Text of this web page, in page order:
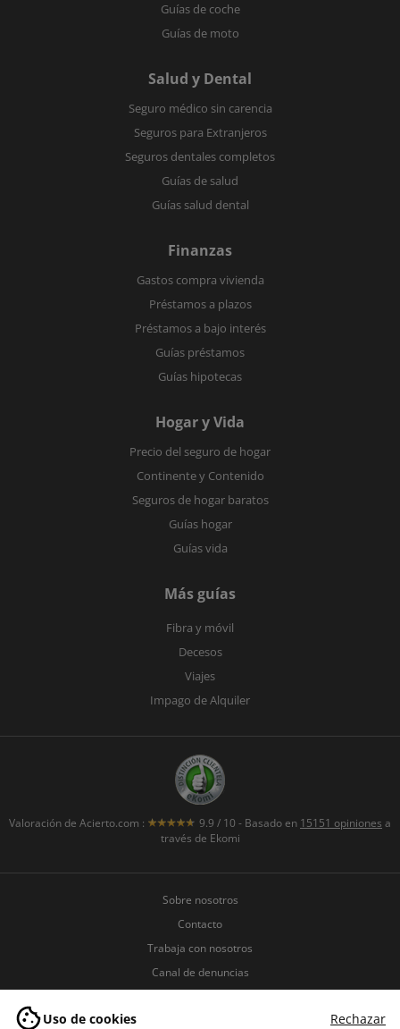
Uso de cookies Rechazar
Guías de coche
Guías de moto
Salud y Dental
Seguro médico sin carencia
Seguros para Extranjeros
Seguros dentales completos
Guías de salud
Guías salud dental
Finanzas
Gastos compra vivienda
Préstamos a plazos
Préstamos a bajo interés
Guías préstamos
Guías hipotecas
Hogar y Vida
Precio del seguro de hogar
Continente y Contenido
Seguros de hogar baratos
Guías hogar
Guías vida
Más guías
Fibra y móvil
Decesos
Viajes
Impago de Alquiler
Valoración de Acierto.com : 9.9 / 10 - Basado en 15151 opiniones a
través de Ekomi
Sobre nosotros
Contacto
Trabaja con nosotros
Canal de denuncias